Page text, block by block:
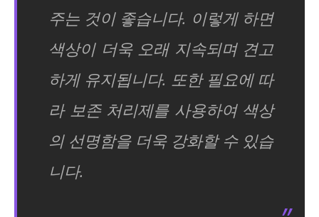
주는 것이 좋습니다. 이렇게 하면
색상이 더욱 오래 지속되며 견고
하게 유지됩니다. 또한 필요에 따
라 보존 처리제를 사용하여 색상
의 선명함을 더욱 강화할 수 있습
니다.